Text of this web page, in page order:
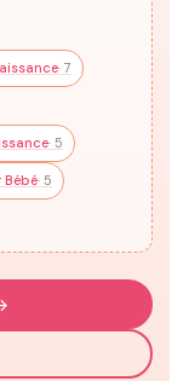
· 7
· 5
Bébé· 5